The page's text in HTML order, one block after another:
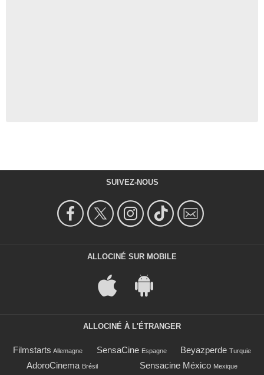
SUIVEZ-NOUS
ALLOCINÉ SUR MOBILE
ALLOCINÉ À L'ÉTRANGER
Filmstarts Allemagne SensaCine Espagne Beyazperde Turquie
AdoroCinema Brésil Sensacine México Mexique